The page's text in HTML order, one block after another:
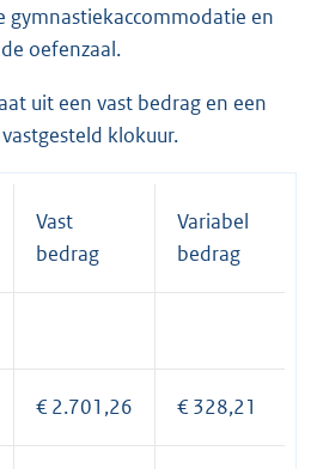
gymnastiekaccommodatie en
oefenzaal.
uit een vast bedrag en een
klokuur.
Vast
bedrag
Variabel
bedrag
€ 2.701,26 € 328,21